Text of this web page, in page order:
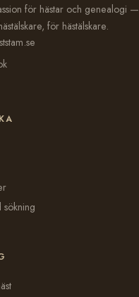
för hästar och genealogi —
för hästälskare.
sökning